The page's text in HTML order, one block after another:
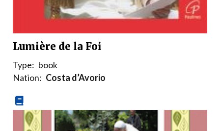
Lumière de la Foi
Type: book
Nation: Costa d’Avorio